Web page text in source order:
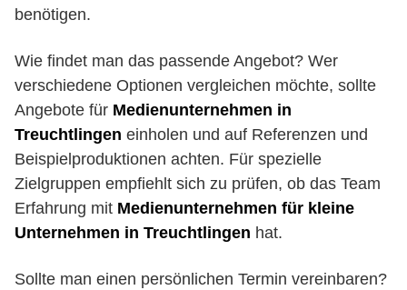
benötigen.
Wie findet man das passende Angebot? Wer
verschiedene Optionen vergleichen möchte, sollte
Angebote für Medienunternehmen in
Treuchtlingen einholen und auf Referenzen und
Beispielproduktionen achten. Für spezielle
Zielgruppen empfiehlt sich zu prüfen, ob das Team
Erfahrung mit Medienunternehmen für kleine
Unternehmen in Treuchtlingen hat.
Sollte man einen persönlichen Termin vereinbaren?